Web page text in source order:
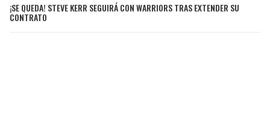
¡SE QUEDA! STEVE KERR SEGUIRÁ CON WARRIORS TRAS EXTENDER SU
CONTRATO